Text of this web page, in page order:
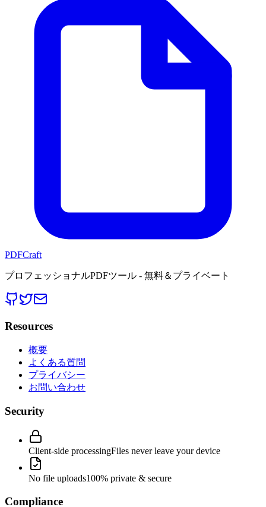
PDFCraft
プロフェッショナルPDFツール - 無料＆プライベート
Resources
概要
よくある質問
プライバシー
お問い合わせ
Security
Client-side processingFiles never leave your device
No file uploads100% private & secure
Compliance